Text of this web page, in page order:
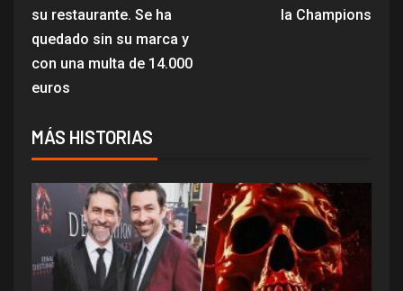
su restaurante. Se ha
quedado sin su marca y
con una multa de 14.000
euros
la Champions
MÁS HISTORIAS